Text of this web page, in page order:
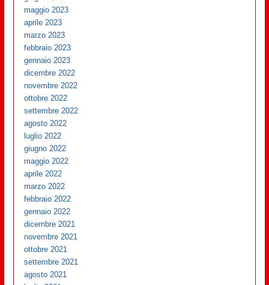
maggio 2023
aprile 2023
marzo 2023
febbraio 2023
gennaio 2023
dicembre 2022
novembre 2022
ottobre 2022
settembre 2022
agosto 2022
luglio 2022
giugno 2022
maggio 2022
aprile 2022
marzo 2022
febbraio 2022
gennaio 2022
dicembre 2021
novembre 2021
ottobre 2021
settembre 2021
agosto 2021